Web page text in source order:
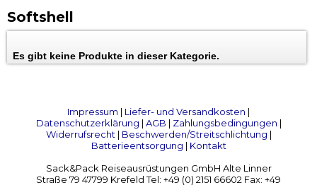
Softshell
Es gibt keine Produkte in dieser Kategorie.
Impressum | Liefer- und Versandkosten |
Datenschutzerklärung | AGB | Zahlungsbedingungen |
Widerrufsrecht| Beschwerden/Streitschlichtung |
Batterieentsorgung | Kontakt
Sack&Pack Reiseausrüstungen GmbH Alte Linner
Straße 79 47799 Krefeld Tel: +49 (0) 2151 66602 Fax: +49